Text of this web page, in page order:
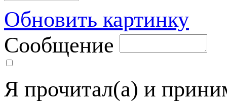
Обновить картинку
Сообщение
Я прочитал(а) и